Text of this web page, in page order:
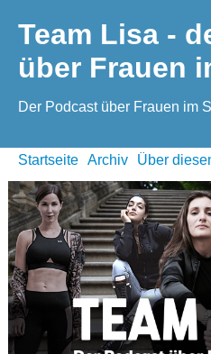
Team Lisa -
über Frauen
Der Podcast über Frauen im
Startseite Archiv Über